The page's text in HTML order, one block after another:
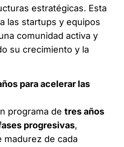
estratégicas. Esta
las startups y equipos
comunidad activa y
su crecimiento y la
para acelerar las
programa de tres años
progresivas,
madurez de cada